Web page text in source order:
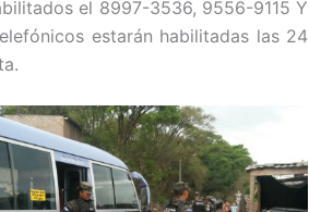
el 8997-3536, 9556-9115 Y
estarán habilitadas las 24